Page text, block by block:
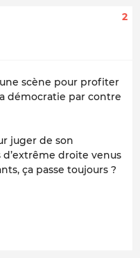
2
scène pour profiter
démocratie par contre
juger de son
droite venus
ça passe toujours ?